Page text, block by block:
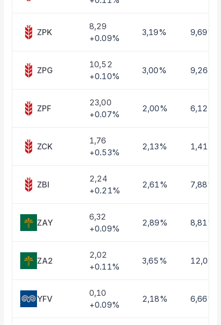
ZPK
8,29
+0.09%
3,19% 9,69%
ZPG
10,52
+0.10%
3,00% 9,26%
ZPF
23,00
+0.07%
2,00% 6,12%
ZCK
1,76
+0.53%
2,13% 1,41%
ZBI
2,24
+0.21%
2,61% 7,88%
ZAY
6,32
+0.09%
2,89% 8,81%
ZA2
2,02
+0.11%
3,65% 12,09%
YFV
0,10
+0.09%
2,18% 6,66%